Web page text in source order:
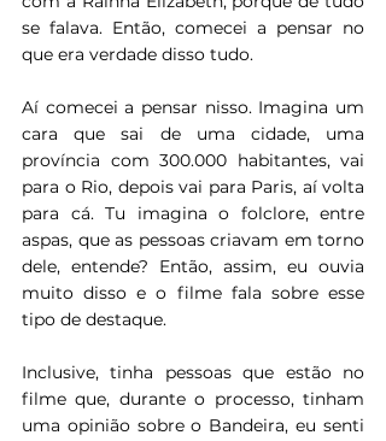
se falava. Então, comecei a pensar no
que era verdade disso tudo.
Aí comecei a pensar nisso. Imagina um
cara que sai de uma cidade, uma
província com 300.000 habitantes, vai
para o Rio, depois vai para Paris, aí volta
para cá. Tu imagina o folclore, entre
aspas, que as pessoas criavam em torno
dele, entende? Então, assim, eu ouvia
muito disso e o filme fala sobre esse
tipo de destaque.
Inclusive, tinha pessoas que estão no
filme que, durante o processo, tinham
uma opinião sobre o Bandeira, eu senti